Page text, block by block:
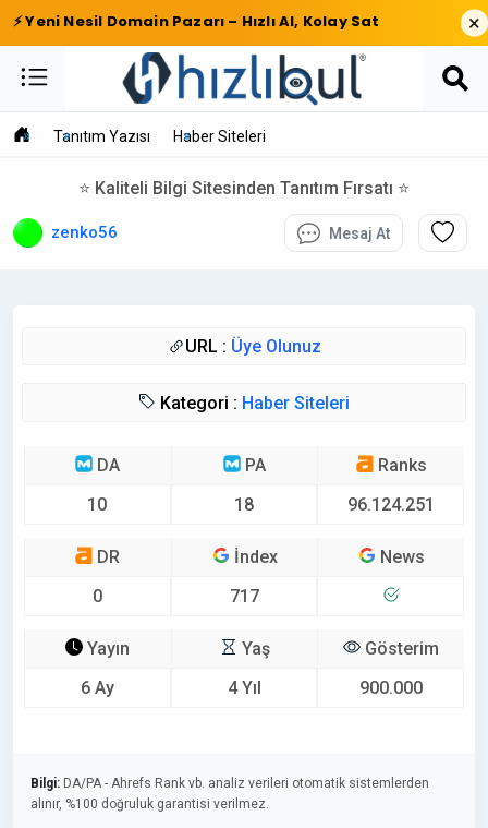
⚡ Yeni Nesil Domain Pazarı – Hızlı Al, Kolay Sat ×
Tanıtım Yazısı Haber Siteleri
⭐ Kaliteli Bilgi Sitesinden Tanıtım Fırsatı ⭐
zenko56 Mesaj At
URL : Üye Olunuz
Kategori : Haber Siteleri
DA
10
PA
18
Ranks
96.124.251
DR
0
İndex
717
News
Yayın
6 Ay
Yaş
4 Yıl
Gösterim
900.000
Bilgi: DA/PA - Ahrefs Rank vb. analiz verileri otomatik sistemlerden
alınır, %100 doğruluk garantisi verilmez.